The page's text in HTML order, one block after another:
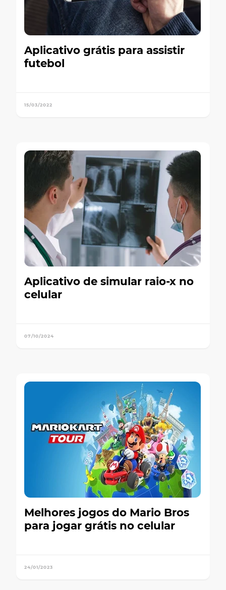
Aplicativo grátis para assistir
futebol
15/03/2022
Aplicativo de simular raio-x no
celular
07/10/2024
Melhores jogos do Mario Bros
para jogar grátis no celular
24/01/2023